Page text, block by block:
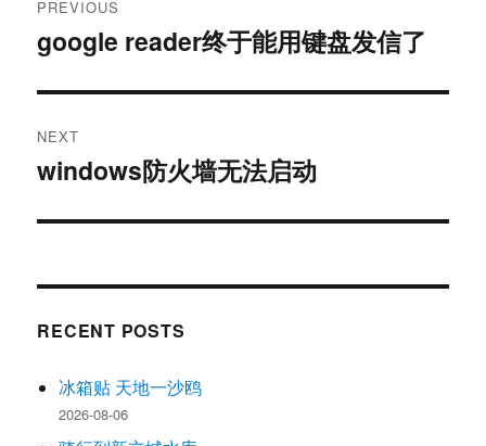
navigation
PREVIOUS
Previous
google reader终于能用键盘发信了
NEXT
Next
windows防火墙无法启动
RECENT POSTS
冰箱贴 天地一沙鸥
2026-08-06